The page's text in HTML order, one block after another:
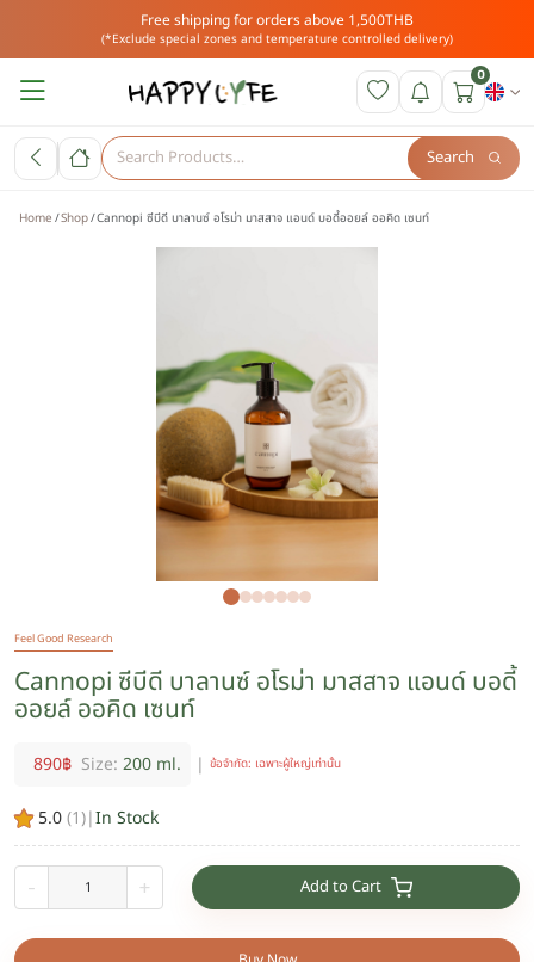
Free shipping for orders above 1,500THB
(*Exclude special zones and temperature controlled delivery)
0
Search
Home Shop Cannopi ซีบีดี บาลานซ์ อโรม่า มาสสาจ แอนด์ บอดี้ออยล์ ออคิด เซนท์
Feel Good Research
Cannopi ซีบีดี บาลานซ์ อโรม่า มาสสาจ แอนด์ บอดี้
ออยล์ ออคิด เซนท์
890฿ Size: 200 ml. | ข้อจำกัด: เฉพาะผู้ใหญ่เท่านั้น
5.0(1)|In Stock
- + Add to Cart